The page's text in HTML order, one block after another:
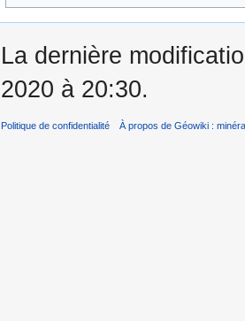
La dernière
2020 à 20:30.
Politique de confidentialité À propos de Géowiki :